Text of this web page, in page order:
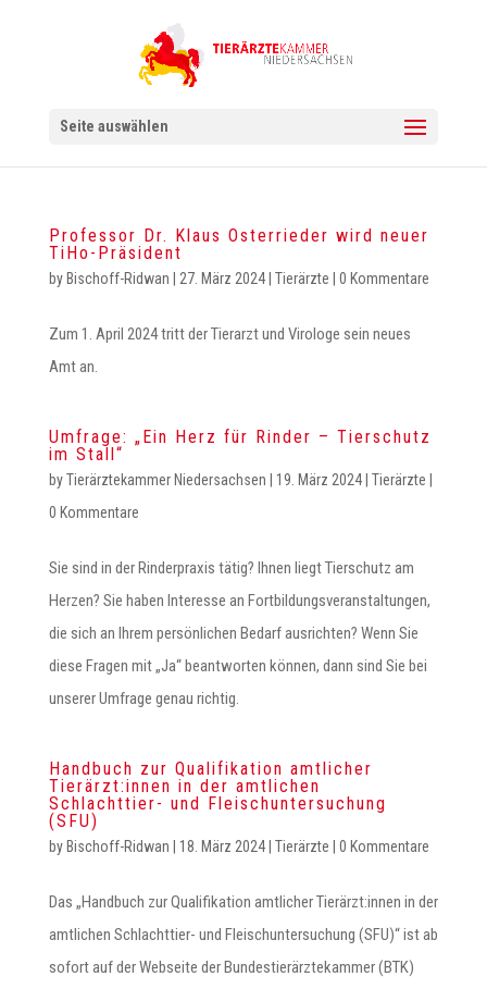
Seite auswählen
Professor Dr. Klaus Osterrieder wird neuer
TiHo-Präsident
by Bischoff-Ridwan 27. März 2024| Tierärzte 0 Kommentare
Zum 1. April 2024 tritt der Tierarzt und Virologe sein neues
Amt an.
Umfrage: „Ein Herz für Rinder – Tierschutz
im Stall“
byTierärztekammer Niedersachsen 19. März 2024| Tierärzte
0 Kommentare
Sie sind in der Rinderpraxis tätig? Ihnen liegt Tierschutz am
Herzen? Sie haben Interesse an Fortbildungsveranstaltungen,
die sich an Ihrem persönlichen Bedarf ausrichten? Wenn Sie
diese Fragen mit „Ja“ beantworten können, dann sind Sie bei
unserer Umfrage genau richtig.
Handbuch zur Qualifikation amtlicher
Tierärzt:innen in der amtlichen
Schlachttier- und Fleischuntersuchung
(SFU)
by Bischoff-Ridwan 18. März 2024| Tierärzte 0 Kommentare
Das „Handbuch zur Qualifikation amtlicher Tierärzt:innen in der
amtlichen Schlachttier- und Fleischuntersuchung (SFU)“ ist ab
sofort auf der Webseite der Bundestierärztekammer (BTK)